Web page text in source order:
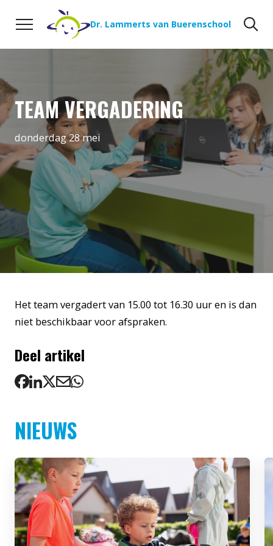
Naar de inhoud
Dr. Lammerts van Buerenschool
TEAM VERGADERING
donderdag 28 mei
Het team vergadert van 15.00 tot 16.30 uur en is dan
niet beschikbaar voor afspraken.
Deel artikel
NIEUWS